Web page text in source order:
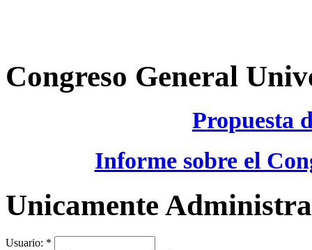
Congreso General
Propuesta
Informe sobre el
Unicamente
Usuario: *